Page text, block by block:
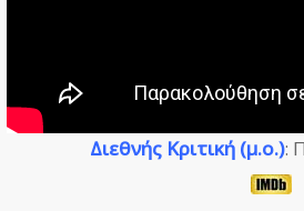
Διεθνής Κριτική (μ.ο.):